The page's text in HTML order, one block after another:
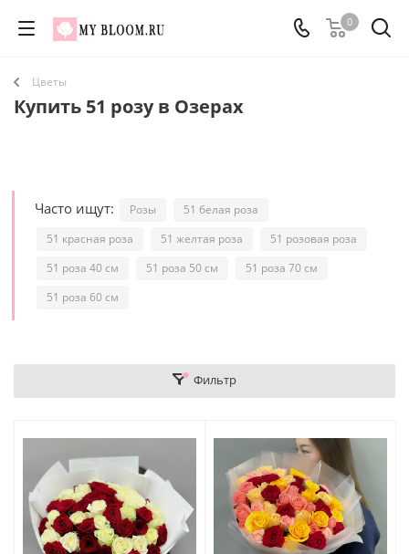
0
Цветы
Купить 51 розу в Озерах
Часто ищут: Розы
51 белая роза
51 красная роза
51 желтая роза
51 розовая роза
51 роза 40 см
51 роза 50 см
51 роза 70 см
51 роза 60 см
Фильтр